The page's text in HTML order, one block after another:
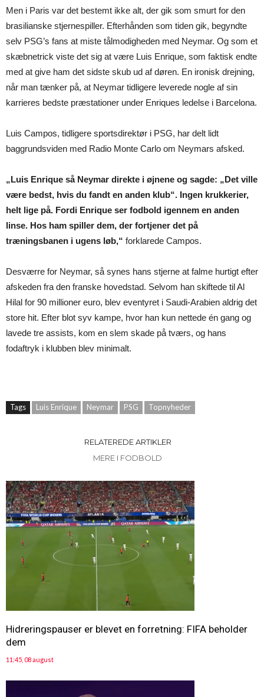
Men i Paris var det bestemt ikke alt, der gik som smurt for den
brasilianske stjernespiller. Efterhånden som tiden gik, begyndte
selv PSG’s fans at miste tålmodigheden med Neymar. Og som et
skæbnetrick viste det sig at være Luis Enrique, som faktisk endte
med at give ham det sidste skub ud af døren. En ironisk drejning,
når man tænker på, at Neymar tidligere leverede nogle af sin
karrieres bedste præstationer under Enriques ledelse i Barcelona.
Luis Campos, tidligere sportsdirektør i PSG, har delt lidt
baggrundsviden med Radio Monte Carlo om Neymars afsked.
„Luis Enrique så Neymar direkte i øjnene og sagde: „Det ville
være bedst, hvis du fandt en anden klub“. Ingen krukkerier,
helt lige på. Fordi Enrique ser fodbold igennem en anden
linse. Hos ham spiller dem, der fortjener det på
træningsbanen i ugens løb,“ forklarede Campos.
Desværre for Neymar, så synes hans stjerne at falme hurtigt efter
afskeden fra den franske hovedstad. Selvom han skiftede til Al
Hilal for 90 millioner euro, blev eventyret i Saudi-Arabien aldrig det
store hit. Efter blot syv kampe, hvor han kun nettede én gang og
lavede tre assists, kom en slem skade på tværs, og hans
fodaftryk i klubben blev minimalt.
Tags Luis Enrique Neymar PSG Topnyheder
RELATEREDE ARTIKLER
MERE I FODBOLD
Hidreringspauser er blevet en forretning: FIFA beholder
dem
11:45, 08 august